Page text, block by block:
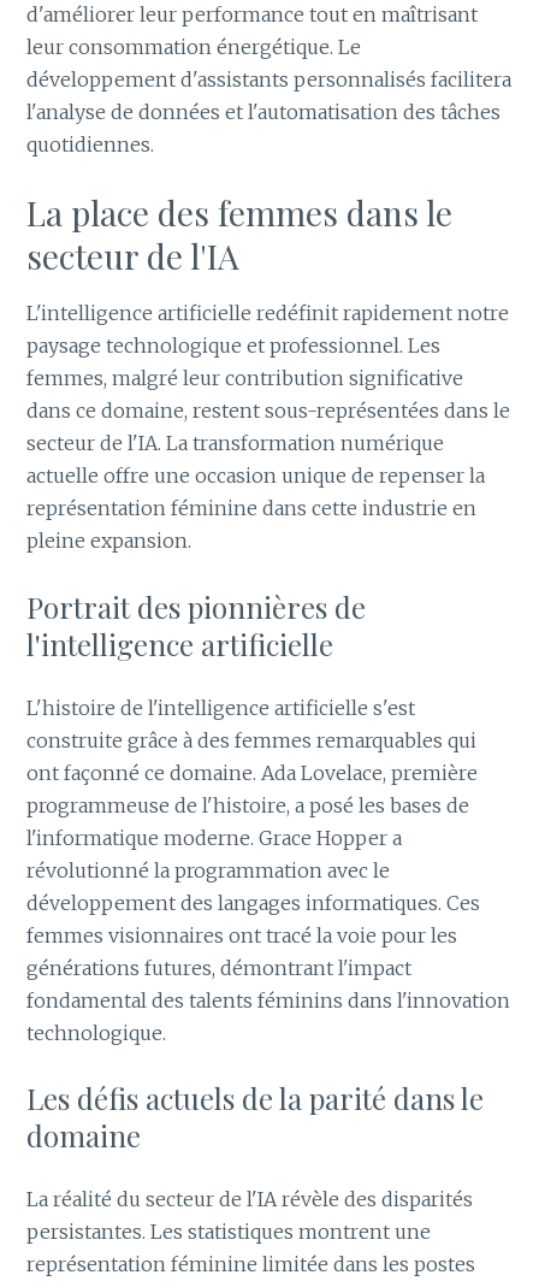
d'améliorer leur performance tout en maîtrisant
leur consommation énergétique. Le
développement d'assistants personnalisés facilitera
l'analyse de données et l'automatisation des tâches
quotidiennes.
La place des femmes dans le
secteur de l'IA
L'intelligence artificielle redéfinit rapidement notre
paysage technologique et professionnel. Les
femmes, malgré leur contribution significative
dans ce domaine, restent sous-représentées dans le
secteur de l'IA. La transformation numérique
actuelle offre une occasion unique de repenser la
représentation féminine dans cette industrie en
pleine expansion.
Portrait des pionnières de
l'intelligence artificielle
L'histoire de l'intelligence artificielle s'est
construite grâce à des femmes remarquables qui
ont façonné ce domaine. Ada Lovelace, première
programmeuse de l'histoire, a posé les bases de
l'informatique moderne. Grace Hopper a
révolutionné la programmation avec le
développement des langages informatiques. Ces
femmes visionnaires ont tracé la voie pour les
générations futures, démontrant l'impact
fondamental des talents féminins dans l'innovation
technologique.
Les défis actuels de la parité dans le
domaine
La réalité du secteur de l'IA révèle des disparités
persistantes. Les statistiques montrent une
représentation féminine limitée dans les postes